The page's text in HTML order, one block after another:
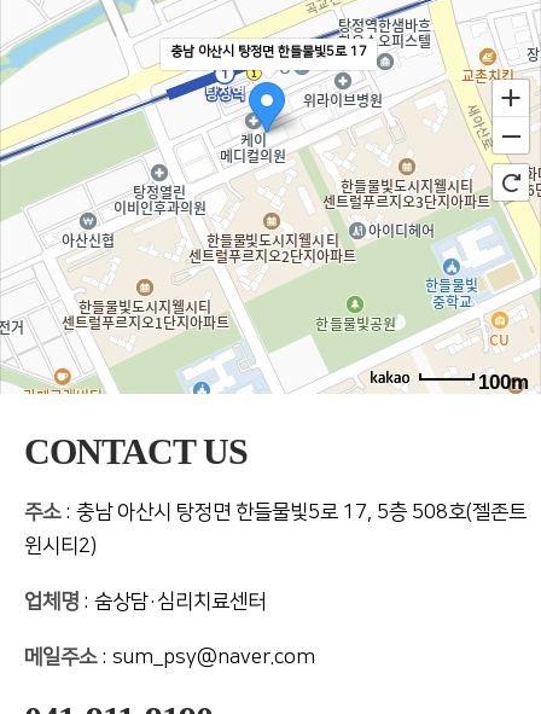
충남 아산시 탕정면 한들물빛5로 17
100m
CONTACT US
주소: 충남 아산시 탕정면 한들물빛5로 17, 5층 508호(젤존트
윈시티2)
업체명 : 숨상담·심리치료센터
메일주소: sum_psy@naver.com